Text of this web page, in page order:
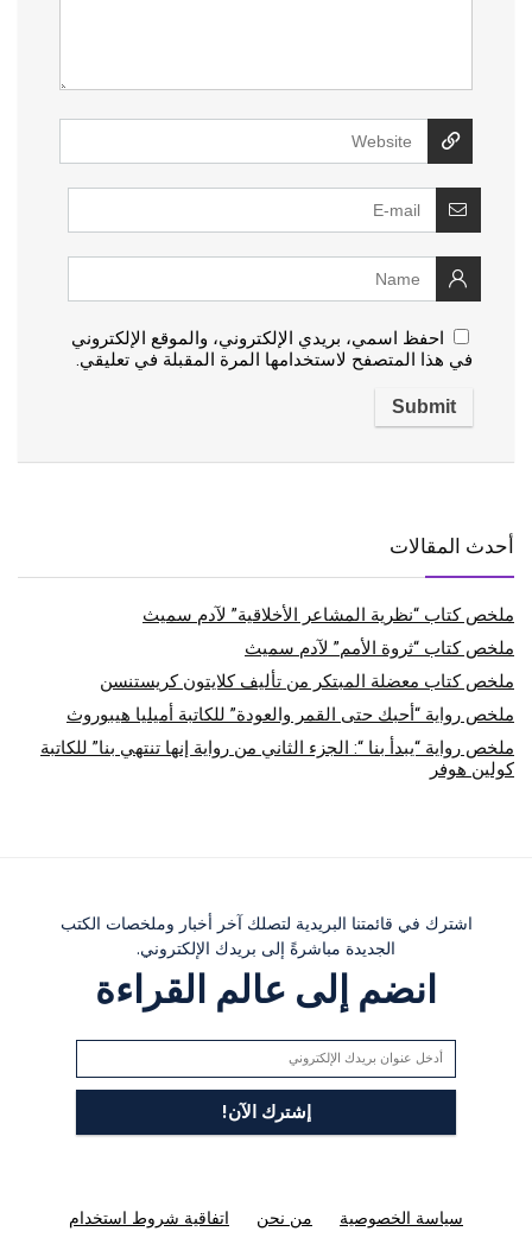
احفظ اسمي، بريدي الإلكتروني، والموقع الإلكتروني
في هذا المتصفح لاستخدامها المرة المقبلة في تعليقي.
أحدث المقالات
ملخص كتاب “نظرية المشاعر الأخلاقية” لآدم سميث
ملخص كتاب “ثروة الأمم” لآدم سميث
ملخص كتاب معضلة المبتكر من تأليف كلايتون كريستنسن
ملخص رواية “أحبك حتى القمر والعودة” للكاتبة أميليا هيبوروث
ملخص رواية “يبدأ بنا “: الجزء الثاني من رواية إنها تنتهي بنا” للكاتبة
كولين هوفر
اشترك في قائمتنا البريدية لتصلك آخر أخبار وملخصات الكتب
الجديدة مباشرةً إلى بريدك الإلكتروني.
انضم إلى عالم القراءة
سياسة الخصوصية من نحن اتفاقية شروط استخدام